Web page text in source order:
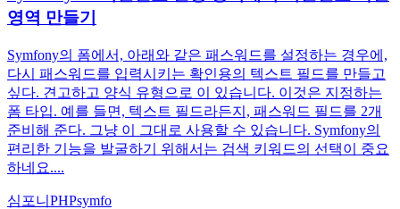
영역 만들기
Symfony의 폼에서, 아래와 같은 패스워드를 설정하는 경우에,
다시 패스워드를 입력시키는 확인용의 텍스트 필드를 만들고
싶다. 견고하고 양식 유형으로 이 있습니다. 이것은 지정하는
폼 타입. 예를 들면, 텍스트 필드라든지, 패스워드 필드를 2개
준비해 준다. 그냥 이 그대로 사용할 수 있습니다. Symfony의
편리한 기능을 발굴하기 위해서는 검색 키워드의 선택이 중요
하네요....
심포니 PHPsymfo